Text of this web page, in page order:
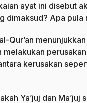
ayat ini disebut
dimaksud? Apa pula
Qur’an
kerusakan
Ya’juj dan